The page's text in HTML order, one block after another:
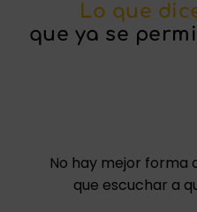
Lo que
que ya se
No hay mejor forma
que escuchar a